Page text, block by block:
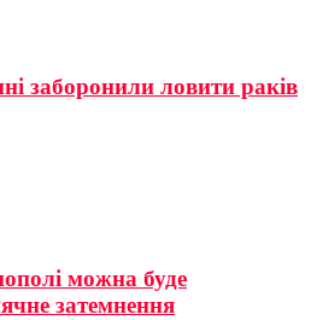
заборонили ловити раків
можна буде
затемнення